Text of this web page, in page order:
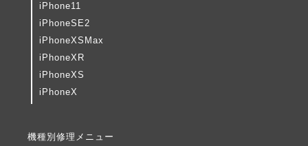
iPhone11
iPhoneSE2
iPhoneXSMax
iPhoneXR
iPhoneXS
iPhoneX
機種別修理メニュー